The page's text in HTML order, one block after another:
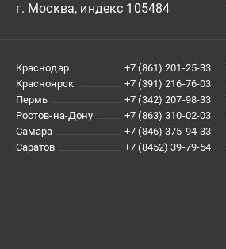
г. Москва, индекс 105484
Краснодар
+7 (861) 201-25-33
Красноярск
+7 (391) 216-76-03
Пермь
+7 (342) 207-98-33
Ростов-на-Дону
+7 (863) 310-02-03
Самара
+7 (846) 375-94-33
Саратов
+7 (8452) 39-79-54